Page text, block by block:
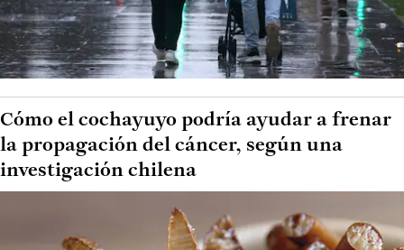
Cómo el cochayuyo podría ayudar a frenar
la propagación del cáncer, según una
investigación chilena